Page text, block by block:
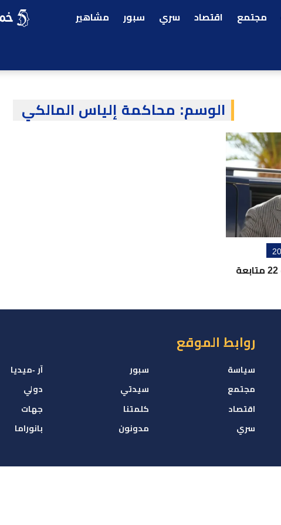
مجتمع اقتصاد سري سبور مشاهير
الوسم: محاكمة إلياس المالكي
الجديدة. إلياس المالكي يواجه 22 متابعة
روابط الموقع
سياسة
مجتمع
اقتصاد
سري
سبور
سيدتي
كلمتنا
مدونون
آر -ميديا
دولي
جهات
بانوراما